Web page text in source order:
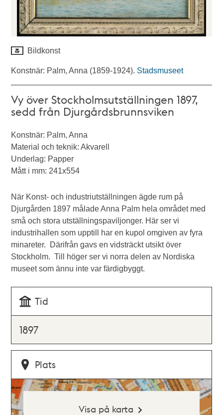
Bildkonst
Konstnär: Palm, Anna (1859-1924). Stadsmuseet
Vy över Stockholmsutställningen 1897,
sedd från Djurgårdsbrunnsviken
Konstnär: Palm, Anna
Material och teknik: Akvarell
Underlag: Papper
Mått i mm: 241x554
När Konst- och industriutställningen ägde rum på
Djurgården 1897 målade Anna Palm hela området med
små och stora utställningspaviljonger. Här ser vi
industrihallen som upptill har en kupol omgiven av fyra
minareter. Därifrån gavs en vidsträckt utsikt över
Stockholm. Till höger ser vi norra delen av Nordiska
museet som ännu inte var färdigbyggt.
Tid
1897
Plats
Visa på karta